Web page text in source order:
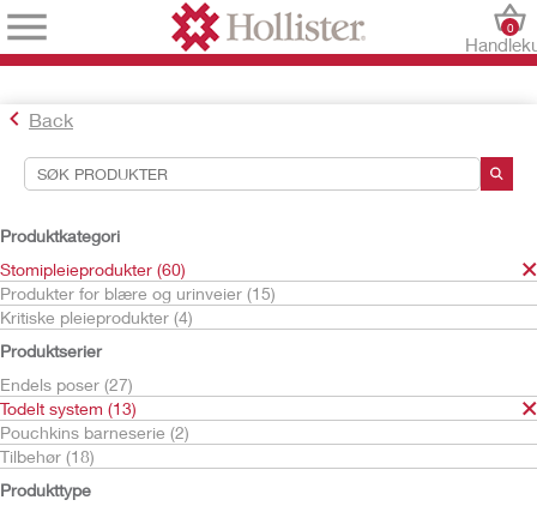
0
Back
Produktkategori
Stomipleieprodukter (60)
Produkter for blære og urinveier (15)
Kritiske pleieprodukter (4)
Produktserier
Endels poser (27)
Todelt system (13)
Pouchkins barneserie (2)
Tilbehør (18)
Produkttype
Søkeverktøy
Dine valg:
Stomipleieprodukter
Todelt system
Hudplater
Flate hudplater
CeraPlus
Ditt valg matchet
Sorter etter: